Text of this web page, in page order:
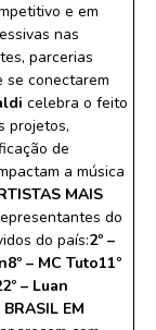
e em
nas
parcerias
se conectarem
celebra o feito
projetos,
de
a música
MAIS
do
do país:2º –
8º – MC Tuto11º
– Luan
EM